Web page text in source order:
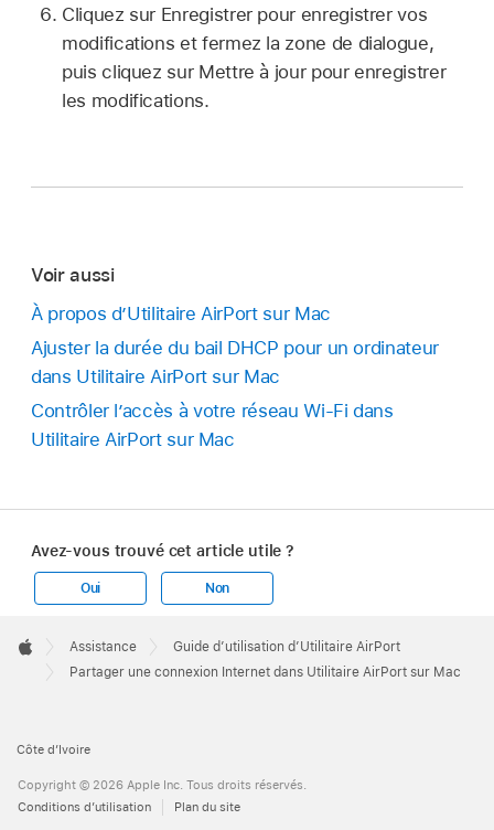
Cliquez sur Enregistrer pour enregistrer vos
modifications et fermez la zone de dialogue,
puis cliquez sur Mettre à jour pour enregistrer
les modifications.
Voir aussi
À propos d’Utilitaire AirPort sur Mac
Ajuster la durée du bail DHCP pour un ordinateur
dans Utilitaire AirPort sur Mac
Contrôler l’accès à votre réseau Wi-Fi dans
Utilitaire AirPort sur Mac
Avez-vous trouvé cet article utile ?
Oui Non
Footer

Apple
Assistance
Guide d’utilisation d’Utilitaire AirPort
Partager une connexion Internet dans Utilitaire AirPort sur Mac
Côte d’Ivoire
Copyright © 2026 Apple Inc. Tous droits réservés.
Conditions d’utilisation
Plan du site